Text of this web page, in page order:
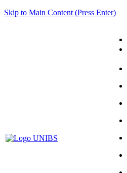
Skip to Main Content (Press Enter)